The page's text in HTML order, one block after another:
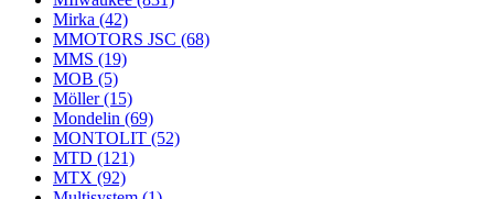
Mirka (42)
MMOTORS JSC (68)
MMS (19)
MOB (5)
Möller(15)
Mondelin (69)
MONTOLIT (52)
MTD (121)
MTX (92)